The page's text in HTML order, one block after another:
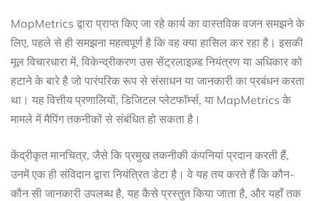
MapMetrics द्वारा प्राप्त किए जा रहे कार्य का वास्तविक वजन समझने के
लिए, पहले से ही समझना महत्वपूर्ण है कि वह क्या हासिल कर रहा है। इसकी
मूल विचारधारा में, विकेन्द्रीकरण उस सेंट्रलाइज़्ड नियंत्रण या अधिकार को
हटाने के बारे है जो पारंपरिक रूप से संसाधन या जानकारी का प्रबंधन करता
था। यह वित्तीय प्रणालियों, डिजिटल प्लेटफॉर्म्स, या MapMetrics के
मामले में मैपिंग तकनीकों से संबंधित हो सकता है।
केंद्रीकृत मानचित्र, जैसे कि प्रमुख तकनीकी कंपनियां प्रदान करती हैं,
उनमें एक ही संविदान द्वारा नियंत्रित डेटा है। वे यह तय करते हैं कि कौन-
कौन सी जानकारी उपलब्ध है, यह कैसे प्रस्तुत किया जाता है, और यहाँ तक